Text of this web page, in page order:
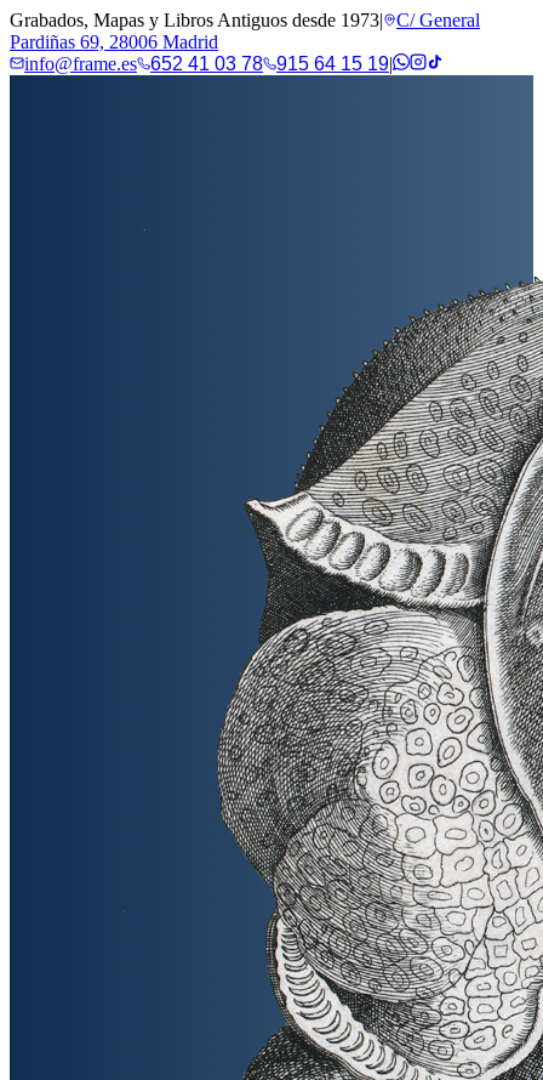
Grabados, Mapas y Libros Antiguos desde 1973|
C/ General
Pardiñas 69, 28006 Madrid
info@frame.es
652 41 03 78 915 64 15 19|